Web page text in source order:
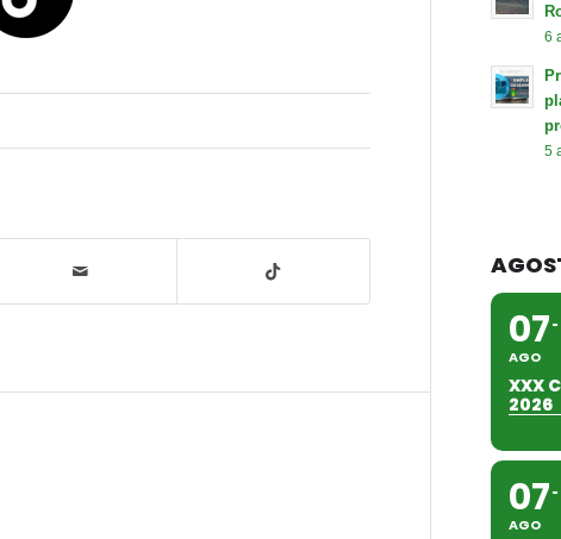
6
5
07
AGO
XXX
2026
07
AGO